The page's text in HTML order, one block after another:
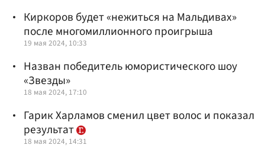
Киркоров будет «нежиться на Мальдивах»
после многомиллионного проигрыша
19 мая 2024, 10:33
Назван победитель юмористического шоу
«Звезды»
18 мая 2024, 17:10
Гарик Харламов сменил цвет волос и показал
результат
18 мая 2024, 14:31